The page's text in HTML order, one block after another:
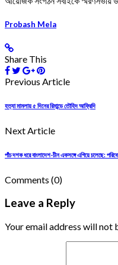
Probash Mela
Share This
Previous Article
হত্যা মামলায় ৫ দিনের রিমান্ডে তৌহিদ আফ্রিদি
Next Article
পাঁচ দশক ধরে বাংলাদেশ-চীন একসঙ্গে এগিয়ে চলেছে:
Comments (0)
Leave a Reply
Your email address will not